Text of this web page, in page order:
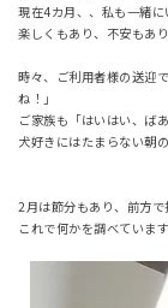
現在4カ月、、私も一緒に
楽しくもあり、不安もあ
時々、ご利用者様の送迎
ね！」
ご家族も「はいはい、ば
犬好きにはたまらない朝
2月は節分もあり、前方で
これで何かを調べていま